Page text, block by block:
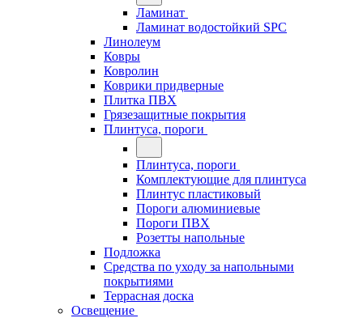
Ламинат
Ламинат водостойкий SPC
Линолеум
Ковры
Ковролин
Коврики придверные
Плитка ПВХ
Грязезащитные покрытия
Плинтуса, пороги
Плинтуса, пороги
Комплектующие для плинтуса
Плинтус пластиковый
Пороги алюминиевые
Пороги ПВХ
Розетты напольные
Подложка
Средства по уходу за напольными
покрытиями
Террасная доска
Освещение